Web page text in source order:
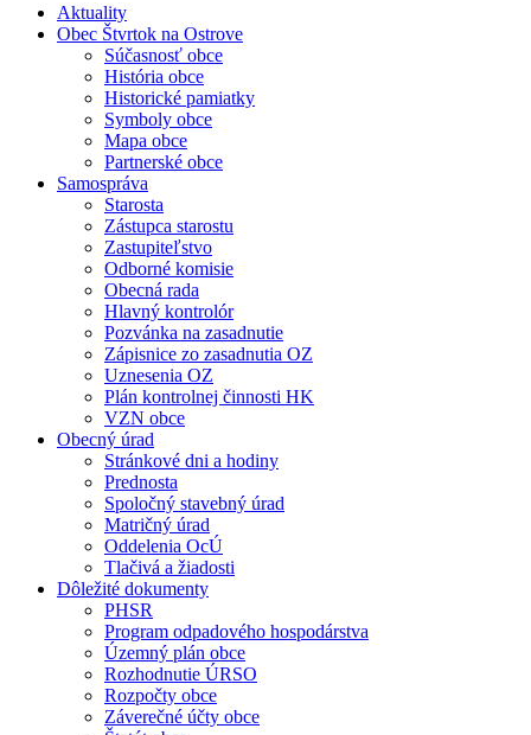
Aktuality
Obec Štvrtok na Ostrove
Súčasnosť obce
História obce
Historické pamiatky
Symboly obce
Mapa obce
Partnerské obce
Samospráva
Starosta
Zástupca starostu
Zastupiteľstvo
Odborné komisie
Obecná rada
Hlavný kontrolór
Pozvánka na zasadnutie
Zápisnice zo zasadnutia OZ
Uznesenia OZ
Plán kontrolnej činnosti HK
VZN obce
Obecný úrad
Stránkové dni a hodiny
Prednosta
Spoločný stavebný úrad
Matričný úrad
Oddelenia OcÚ
Tlačivá a žiadosti
Dôležité dokumenty
PHSR
Program odpadového hospodárstva
Územný plán obce
Rozhodnutie ÚRSO
Rozpočty obce
Záverečné účty obce